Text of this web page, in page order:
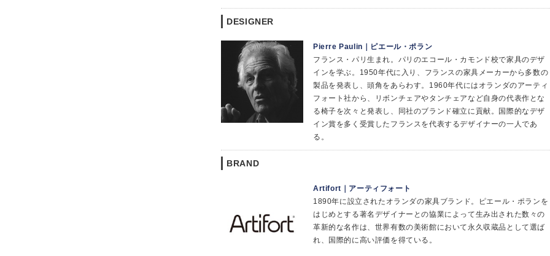
DESIGNER
Pierre Paulin｜ピエール・ポラン
フランス・パリ生まれ。パリのエコール・カモンド校で家具のデザ
インを学ぶ。1950年代に入り、フランスの家具メーカーから多数の
製品を発表し、頭角をあらわす。1960年代にはオランダのアーティ
フォート社から、リボンチェアやタンチェアなど自身の代表作とな
る椅子を次々と発表し、同社のブランド確立に貢献。国際的なデザ
イン賞を多く受賞したフランスを代表するデザイナーの一人であ
る。
BRAND
Artifort｜アーティフォート
1890年に設立されたオランダの家具ブランド。ピエール・ポランを
はじめとする著名デザイナーとの協業によって生み出された数々の
革新的な名作は、世界有数の美術館において永久収蔵品として選ば
れ、国際的に高い評価を得ている。